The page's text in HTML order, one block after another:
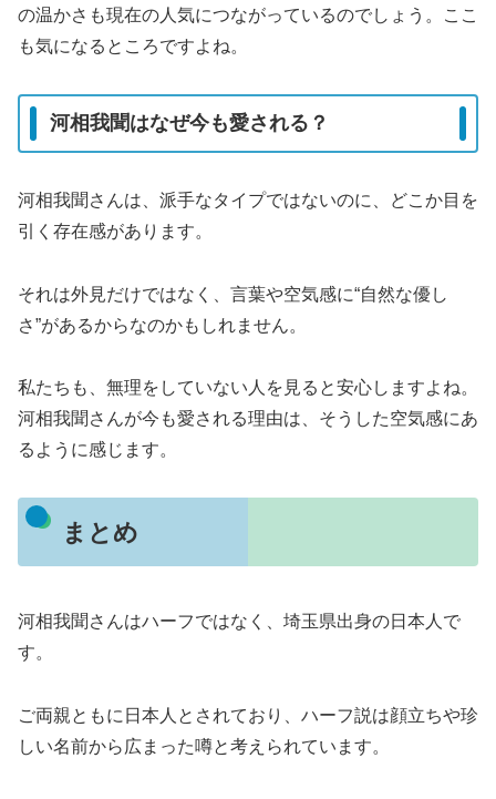
の温かさも現在の人気につながっているのでしょう。ここ
も気になるところですよね。
河相我聞はなぜ今も愛される？
河相我聞さんは、派手なタイプではないのに、どこか目を
引く存在感があります。
それは外見だけではなく、言葉や空気感に“自然な優し
さ”があるからなのかもしれません。
私たちも、無理をしていない人を見ると安心しますよね。
河相我聞さんが今も愛される理由は、そうした空気感にあ
るように感じます。
まとめ
河相我聞さんはハーフではなく、埼玉県出身の日本人で
す。
ご両親ともに日本人とされており、ハーフ説は顔立ちや珍
しい名前から広まった噂と考えられています。